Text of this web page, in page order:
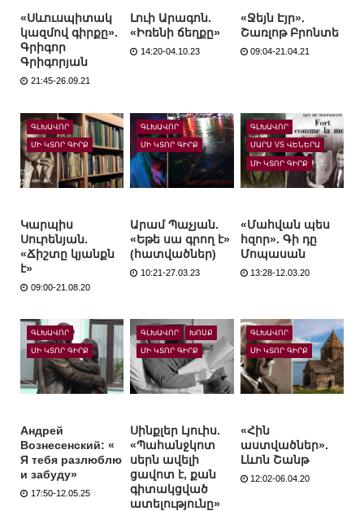
«Սևուսպիտակ
կազմով գիրքը».
Գրիգոր
Գրիգորյան
21:45-26.09.21
Լուի Արագոն.
«Իռենի ճեղքը»
14:20-04.10.23
«Ջեյն Էյր».
Շառլոթ Բրոնտե
09:04-21.04.21
ԳԼԽԱՎՈՐ
ՄԻ ԿՏՈՐ ԳԻՐՔ
Կարպիս
Սուրենյան.
«Ճիշտը կյանքն
է»
09:00-21.08.20
ԳԼԽԱՎՈՐ
ՄԻ ԿՏՈՐ ԳԻՐՔ
Արամ Պաչյան.
«Եթե սա գրող է»
(հատվածներ)
10:21-27.03.23
ԳԼԽԱՎՈՐ
ՄԱՐՍ VS ՎԵՆԵՐԱ
ՄԻ ԿՏՈՐ ԳԻՐՔ
«Մահվան պես
հզոր». Գի դը
Մոպասան
13:28-12.03.20
ԳԼԽԱՎՈՐ
ՄԻ ԿՏՈՐ ԳԻՐՔ
Андрей
Вознесенский: «
Я тебя разлюблю
и забуду»
17:50-12.05.25
ԳԼԽԱՎՈՐ ԽՈՍՔ
ՄԻ ԿՏՈՐ ԳԻՐՔ
Սինքլեր Լյուիս.
«Պահանջկոտ
սերն ավելի
ցավոտ է, քան
գիտակցված
ատելությունը»
ԳԼԽԱՎՈՐ
ՄԻ ԿՏՈՐ ԳԻՐՔ
«Հին
աստվածներ».
Լևոն Շանթ
12:02-06.04.20